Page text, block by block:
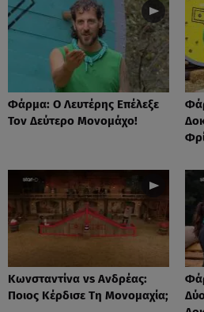
Φάρμα: Ο Λευτέρης Επέλεξε
Τον Δεύτερο Μονομάχο!
Κωνσταντίνα vs Ανδρέας:
Ποιος Κέρδισε Τη Μονομαχία;